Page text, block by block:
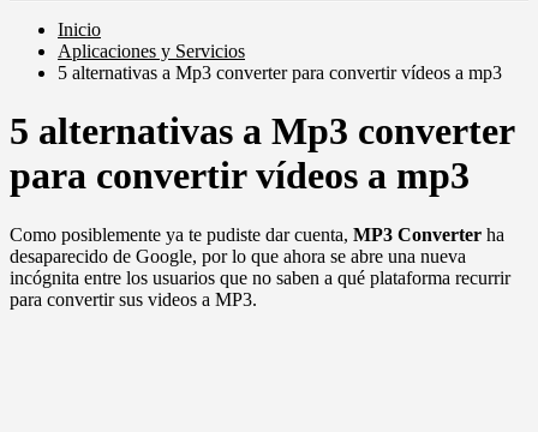
Inicio
Aplicaciones y Servicios
5 alternativas a Mp3 converter para convertir vídeos a mp3
5 alternativas a Mp3 converter
para convertir vídeos a mp3
Como posiblemente ya te pudiste dar cuenta, MP3 Converter ha
desaparecido de Google, por lo que ahora se abre una nueva
incógnita entre los usuarios que no saben a qué plataforma recurrir
para convertir sus videos a MP3.